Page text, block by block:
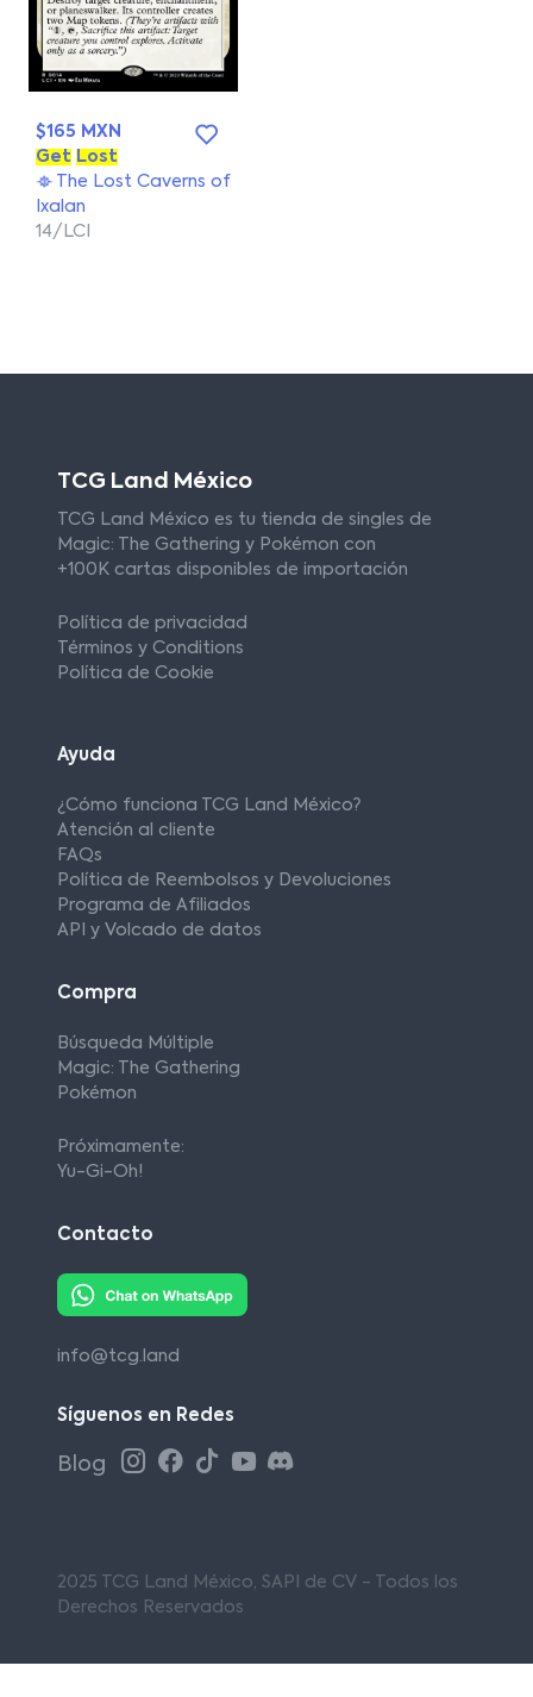
$165 MXN
Get Lost
The Lost Caverns of
Ixalan
14/LCI
TCG Land México
TCG Land México es tu tienda de singles de
Magic: The Gathering y Pokémon con
+100K cartas disponibles de importación
Política de privacidad
Términos y Conditions
Política de Cookie
Ayuda
¿Cómo funciona TCG Land México?
Atención al cliente
FAQs
Política de Reembolsos y Devoluciones
Programa de Afiliados
API y Volcado de datos
Compra
Búsqueda Múltiple
Magic: The Gathering
Pokémon
Próximamente:
Yu-Gi-Oh!
Contacto
info@tcg.land
Síguenos en Redes
Blog
2025 TCG Land México, SAPI de CV - Todos los
Derechos Reservados